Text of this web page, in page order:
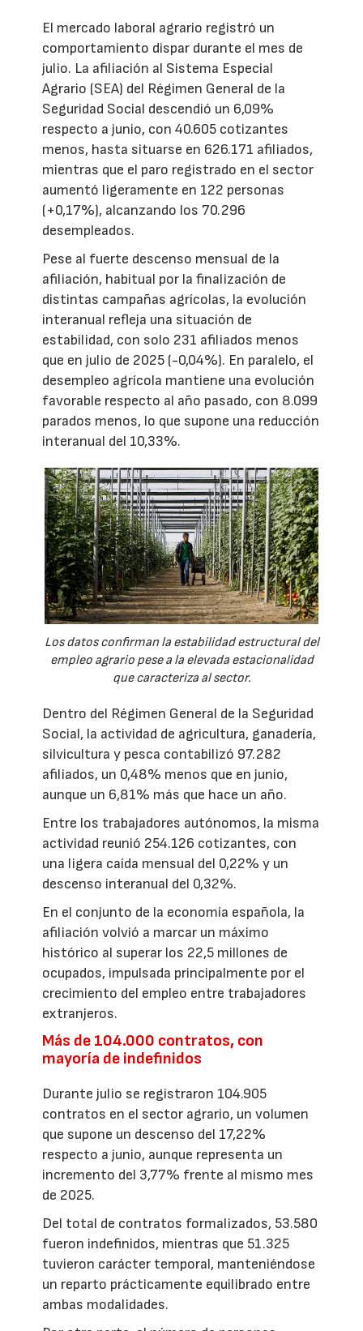
El mercado laboral agrario registró un
comportamiento dispar durante el mes de
julio. La afiliación al Sistema Especial
Agrario (SEA) del Régimen General de la
Seguridad Social descendió un 6,09%
respecto a junio, con 40.605 cotizantes
menos, hasta situarse en 626.171 afiliados,
mientras que el paro registrado en el sector
aumentó ligeramente en 122 personas
(+0,17%), alcanzando los 70.296
desempleados.
Pese al fuerte descenso mensual de la
afiliación, habitual por la finalización de
distintas campañas agrícolas, la evolución
interanual refleja una situación de
estabilidad, con solo 231 afiliados menos
que en julio de 2025 (-0,04%). En paralelo, el
desempleo agrícola mantiene una evolución
favorable respecto al año pasado, con 8.099
parados menos, lo que supone una reducción
interanual del 10,33%.
Los datos confirman la estabilidad estructural del
empleo agrario pese a la elevada estacionalidad
que caracteriza al sector.
Dentro del Régimen General de la Seguridad
Social, la actividad de agricultura, ganadería,
silvicultura y pesca contabilizó 97.282
afiliados, un 0,48% menos que en junio,
aunque un 6,81% más que hace un año.
Entre los trabajadores autónomos, la misma
actividad reunió 254.126 cotizantes, con
una ligera caída mensual del 0,22% y un
descenso interanual del 0,32%.
En el conjunto de la economía española, la
afiliación volvió a marcar un máximo
histórico al superar los 22,5 millones de
ocupados, impulsada principalmente por el
crecimiento del empleo entre trabajadores
extranjeros.
Más de 104.000 contratos, con
mayoría de indefinidos
Durante julio se registraron 104.905
contratos en el sector agrario, un volumen
que supone un descenso del 17,22%
respecto a junio, aunque representa un
incremento del 3,77% frente al mismo mes
de 2025.
Del total de contratos formalizados, 53.580
fueron indefinidos, mientras que 51.325
tuvieron carácter temporal, manteniéndose
un reparto prácticamente equilibrado entre
ambas modalidades.